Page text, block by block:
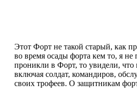
Этот Форт не такой старый, как
во время осады форта кем то, я
проникли в Форт, то увидели,
включая солдат, командиров,
своих трофеев. О защитникам